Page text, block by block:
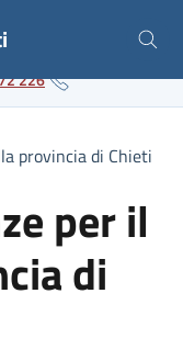
226
provincia di Chieti
per il
di